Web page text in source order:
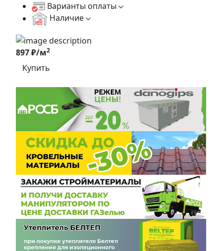
Варианты оплаты
Наличие
897 ₽/м2
Купить